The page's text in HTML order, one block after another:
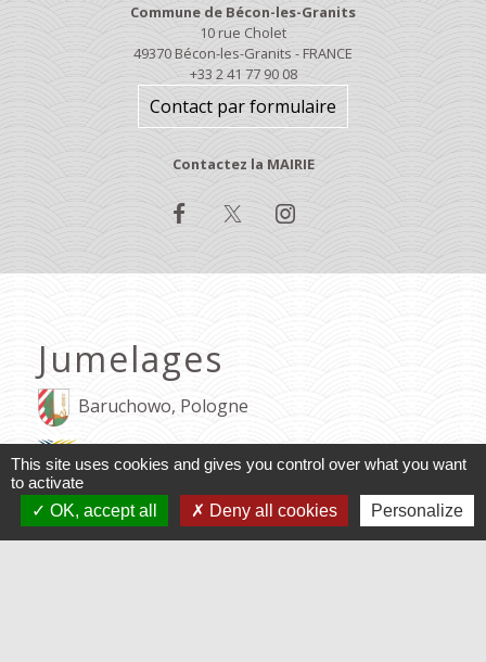
Commune de Bécon-les-Granits
10 rue Cholet
49370 Bécon-les-Granits - FRANCE
+33 2 41 77 90 08
Contact par formulaire
Contactez la MAIRIE
Jumelages
Baruchowo, Pologne
Varennes, Québec
Mentions légales - Politique de confidentialité -
Accessibilité - Application mobile Localiti - Plan du site
This site uses cookies and gives you control over what you want
to activate
OK, accept all
Deny all cookies Personalize